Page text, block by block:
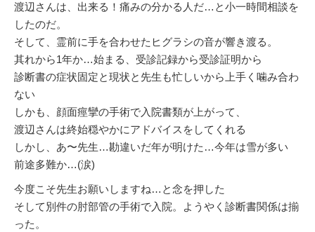
渡辺さんは、出来る！痛みの分かる人だ…と小一時間相談を
したのだ。
そして、霊前に手を合わせたヒグラシの音が響き渡る。
其れから1年か…始まる、受診記録から受診証明から
診断書の症状固定と現状と先生も忙しいから上手く噛み合わ
ない
しかも、顔面痙攣の手術で入院書類が上がって、
渡辺さんは終始穏やかにアドバイスをしてくれる
しかし、あ〜先生…勘違いだ年が明けた…今年は雪が多い
前途多難か…(涙)
今度こそ先生お願いしますね…と念を押した
そして別件の肘部管の手術で入院。ようやく診断書関係は揃
った。